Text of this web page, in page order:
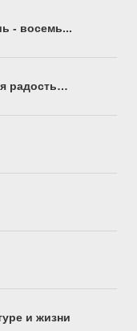
- восемь...
радость…
и жизни